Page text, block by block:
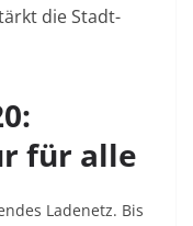
die Stadt-
für alle
Ladenetz. Bis